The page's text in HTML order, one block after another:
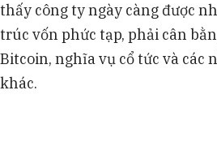
thấy công ty ngày càng được
trúc vốn phức tạp, phải cân
Bitcoin, nghĩa vụ cổ tức và các
khác.